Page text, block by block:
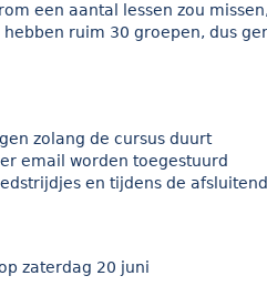
een aantal lessen zou
ruim 30 groepen, dus
zolang de cursus duurt
email worden toegestuurd
en tijdens de
zaterdag 20 juni